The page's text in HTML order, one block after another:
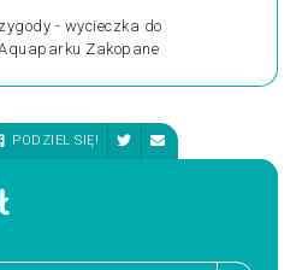
- wycieczka do
Zakopane
PODZIEL SIĘ!